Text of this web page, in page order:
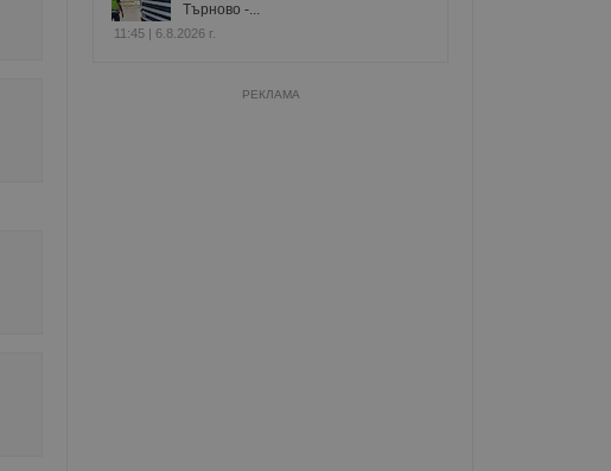
Търново -...
11:45 | 6.8.2026 г.
РЕКЛАМА